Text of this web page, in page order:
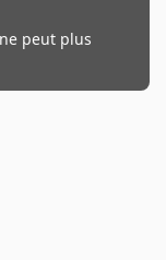
peut plus